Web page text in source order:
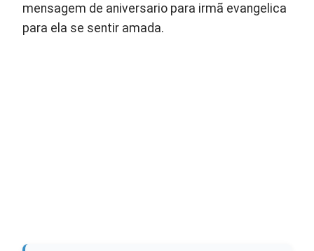
mensagem de aniversario para irmã evangelica
para ela se sentir amada.